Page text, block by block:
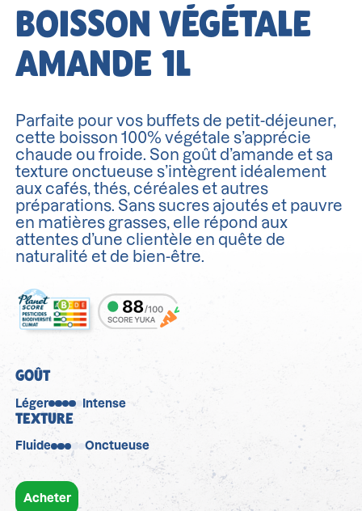
BOISSON VÉGÉTALE
AMANDE 1L
Parfaite pour vos buffets de petit-déjeuner,
cette boisson 100% végétale s’apprécie
chaude ou froide. Son goût d’amande et sa
texture onctueuse s’intègrent idéalement
aux cafés, thés, céréales et autres
préparations. Sans sucres ajoutés et pauvre
en matières grasses, elle répond aux
attentes d’une clientèle en quête de
naturalité et de bien-être.
GOÛT
Léger Intense
TEXTURE
Fluide Onctueuse
Acheter